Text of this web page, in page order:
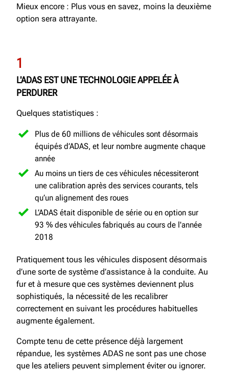
Mieux encore : Plus vous en savez, moins la deuxième
option sera attrayante.
1
L'ADAS EST UNE TECHNOLOGIE APPELÉE À
PERDURER
Quelques statistiques :
Plus de 60 millions de véhicules sont désormais
équipés d’ADAS, et leur nombre augmente chaque
année
Au moins un tiers de ces véhicules nécessiteront
une calibration après des services courants, tels
qu’un alignement des roues
L’ADAS était disponible de série ou en option sur
93 % des véhicules fabriqués au cours de l'année
2018
Pratiquement tous les véhicules disposent désormais
d’une sorte de système d’assistance à la conduite. Au
fur et à mesure que ces systèmes deviennent plus
sophistiqués, la nécessité de les recalibrer
correctement en suivant les procédures habituelles
augmente également.
Compte tenu de cette présence déjà largement
répandue, les systèmes ADAS ne sont pas une chose
que les ateliers peuvent simplement éviter ou ignorer.